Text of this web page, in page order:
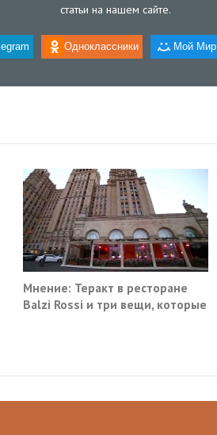
статьи на нашем сайте.
Одноклассники Мой Мир
Мнение: Теракт в ресторане
Balzi Rossi и три вещи, которые